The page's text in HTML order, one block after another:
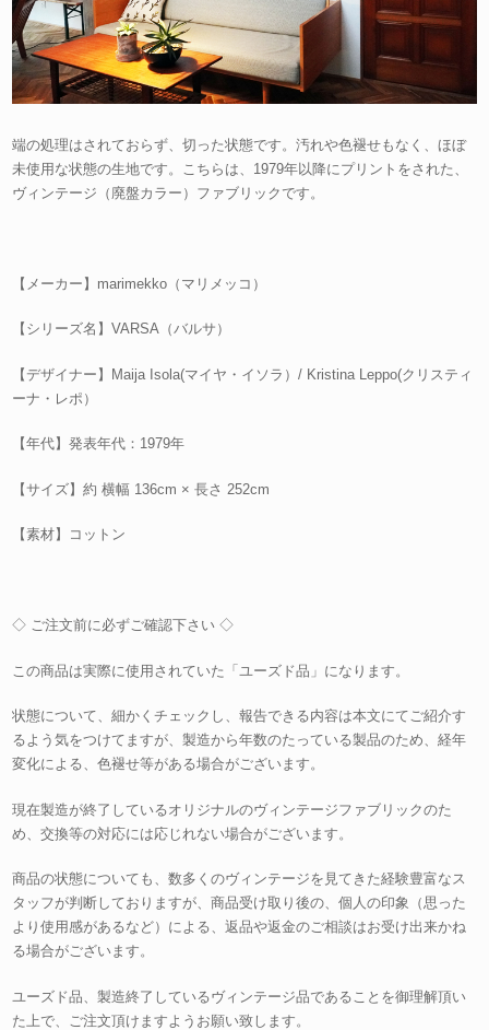
端の処理はされておらず、切った状態です。汚れや色褪せもなく、ほぼ
未使用な状態の生地です。こちらは、1979年以降にプリントをされた、
ヴィンテージ（廃盤カラー）ファブリックです。
【メーカー】marimekko（マリメッコ）
【シリーズ名】VARSA（バルサ）
【デザイナー】Maija Isola(マイヤ・イソラ）/ Kristina Leppo(クリスティ
ーナ・レポ）
【年代】発表年代：1979年
【サイズ】約 横幅 136cm × 長さ 252cm
【素材】コットン
◇ ご注文前に必ずご確認下さい ◇
この商品は実際に使用されていた「ユーズド品」になります。
状態について、細かくチェックし、報告できる内容は本文にてご紹介す
るよう気をつけてますが、製造から年数のたっている製品のため、経年
変化による、色褪せ等がある場合がございます。
現在製造が終了しているオリジナルのヴィンテージファブリックのた
め、交換等の対応には応じれない場合がございます。
商品の状態についても、数多くのヴィンテージを見てきた経験豊富なス
タッフが判断しておりますが、商品受け取り後の、個人の印象（思った
より使用感があるなど）による、返品や返金のご相談はお受け出来かね
る場合がございます。
ユーズド品、製造終了しているヴィンテージ品であることを御理解頂い
た上で、ご注文頂けますようお願い致します。